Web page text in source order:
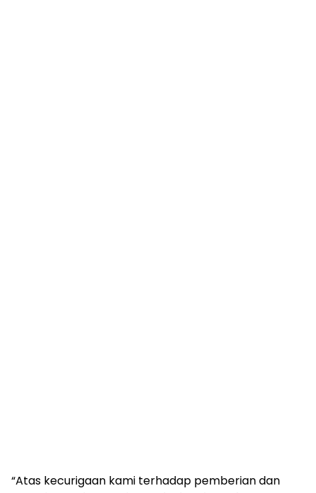
“Atas kecurigaan kami terhadap pemberian dan